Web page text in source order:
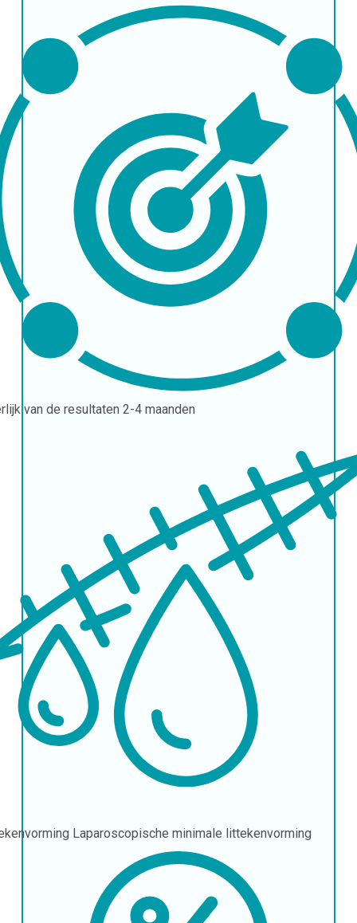
van de resultaten 2-4 maanden
Laparoscopische minimale littekenvorming